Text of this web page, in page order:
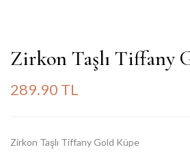
Zirkon Taşlı Tiffany
289.90 TL
Zirkon Taşlı Tiffany Gold Küpe